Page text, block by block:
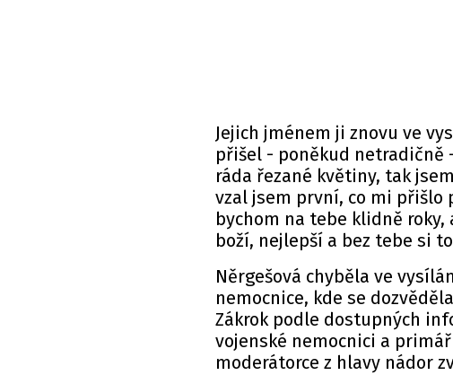
Jejich jménem ji znovu ve
přišel - poněkud netradičně
ráda řezané květiny, tak
vzal jsem první, co mi přišlo
bychom na tebe klidně roky,
boží, nejlepší a bez tebe si
Něrgešová chyběla ve
nemocnice, kde se
Zákrok podle dostupných
vojenské nemocnici a
moderátorce z hlavy nádor